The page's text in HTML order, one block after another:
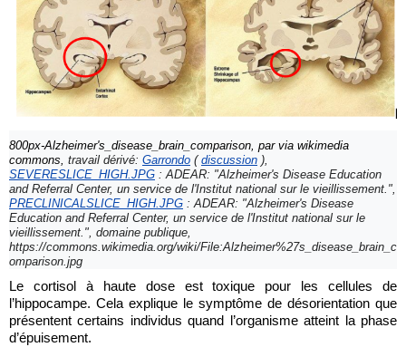
800px-Alzheimer's_disease_brain_comparison, par via wikimedia
commons, travail dérivé: Garrondo ( discussion
SEVERESLICE_HIGH.JPG : ADEAR: "Alzheimer's Disease Education
PRECLINICALSLICE_HIGH.JPG : ADEAR: "Alzheimer's Disease
Education and Referral Center, un service de l'Institut national sur le
vieillissement.", domaine publique,
https://commons.wikimedia.org/wiki/File:Alzheimer%27s_disease_brain_c
omparison.jpg
Le cortisol à haute dose est toxique pour les cellules de
l’hippocampe. Cela explique le symptôme de désorientation que
présentent certains individus quand l’organisme atteint la phase
d’épuisement.